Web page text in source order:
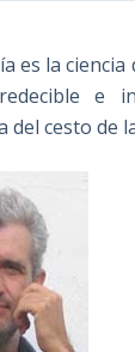
es la ciencia
e
del cesto de